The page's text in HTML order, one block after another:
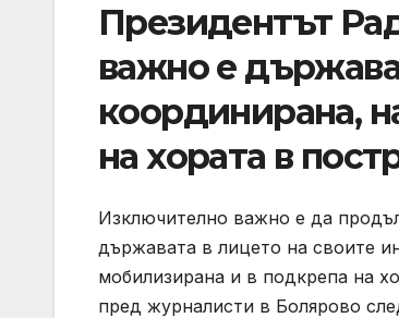
Президентът
важно е
координирана,
на хората в
Изключително важно е да
държавата в лицето на своите
мобилизирана и в подкрепа на
пред журналисти в Болярово